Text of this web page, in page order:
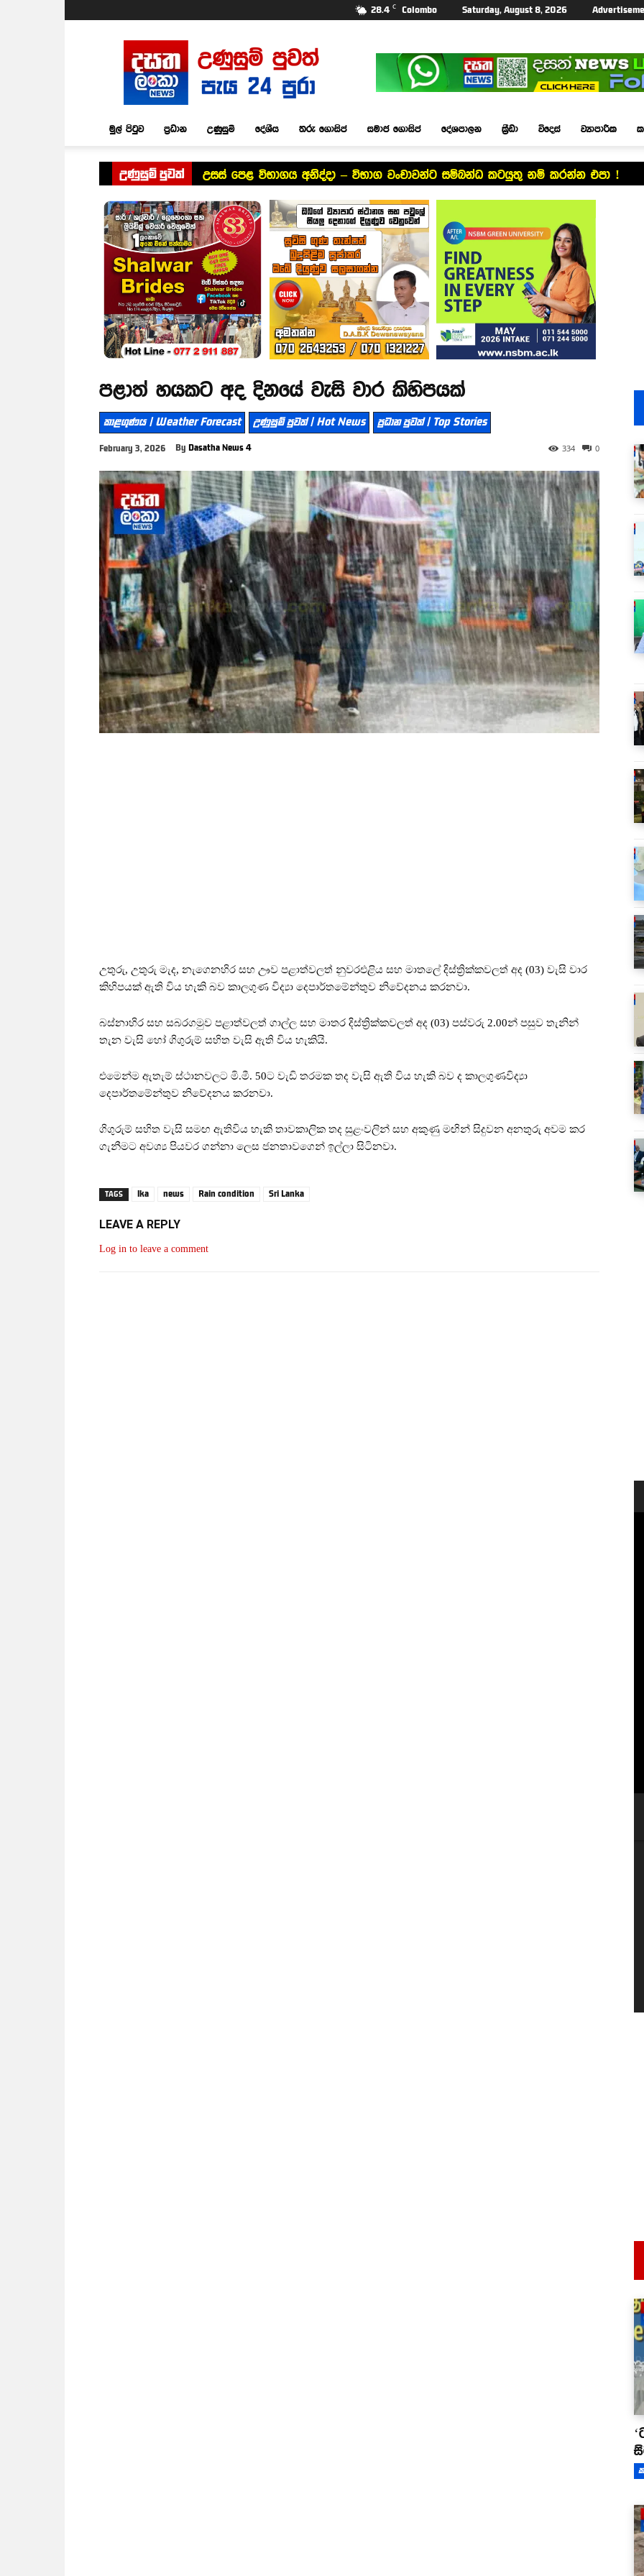
28.4 C Colombo Saturday, August 8, 2026
Dasatha
Lanka
News
මුල් පිටුව ප්‍රධාන උණුසුම් දේශීය තරු ගොසිප් සමාජ ගොසිප් දේශපාලන ක්‍රීඩා විදෙස් ව්‍යාපාරික
උණුසුම් පුවත් උසස් පෙළ විභාගය අනිද්දා – විභාග වංචාවන්ට සම්බන්ධ කටයුතු නම් කරන්න එපා !
පළාත් හයකට අද දිනයේ වැසි වාර කිහිපයක්
කාළගුණය | Weather Forecast උණුසුම් පුවත් | Hot News ප්‍රධාන පුවත් | Top Stories
February 3, 2026 By Dasatha News 4 0
334
උතුරු, උතුරු මැද, නැගෙනහිර සහ ඌව පළාත්වලත් නුවරඑළිය සහ මාතලේ දිස්ත්‍රික්කවලත් අද (03) වැසි වාර
කිහිපයක් ඇති විය හැකි බව කාලගුණ විද්‍යා දෙපාර්තමේන්තුව නිවේදනය කරනවා.
බස්නාහිර සහ සබරගමුව පළාත්වලත් ගාල්ල සහ මාතර දිස්ත්‍රික්කවලත් අද (03) පස්වරු 2.00න් පසුව තැනින්
තැන වැසි හෝ ගිගුරුම් සහිත වැසි ඇති විය හැකියි.
එමෙන්ම ඇතැම් ස්ථානවලට මි.මී. 50ට වැඩි තරමක තද වැසි ඇති විය හැකි බව ද කාලගුණවිද්‍යා
දෙපාර්තමේන්තුව නිවේදනය කරනවා.
ගිගුරුම් සහිත වැසි සමඟ ඇතිවිය හැකි තාවකාලික තද සුළංවලින් සහ අකුණු මඟින් සිදුවන අනතුරු අවම කර
ගැනීමට අවශ්‍ය පියවර ගන්නා ලෙස ජනතාවගෙන් ඉල්ලා සිටිනවා.
TAGS lka news Rain condition Sri Lanka
LEAVE A REPLY
Log in to leave a comment